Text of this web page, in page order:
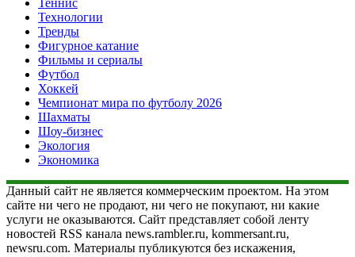
Технологии
Тренды
Фигурное катание
Фильмы и сериалы
Футбол
Хоккей
Чемпионат мира по футболу 2026
Шахматы
Шоу-бизнес
Экология
Экономика
Данный сайт не является коммерческим проектом. На этом
сайте ни чего не продают, ни чего не покупают, ни какие
услуги не оказываются. Сайт представляет собой ленту
новостей RSS канала news.rambler.ru, kommersant.ru,
newsru.com. Материалы публикуются без искажения,